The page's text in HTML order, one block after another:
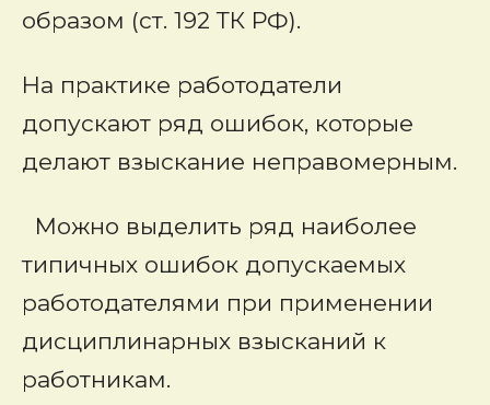
образом (ст. 192 ТК РФ).
На практике работодатели
допускают ряд ошибок, которые
делают взыскание неправомерным.
Можно выделить ряд наиболее
типичных ошибок допускаемых
работодателями при применении
дисциплинарных взысканий к
работникам.